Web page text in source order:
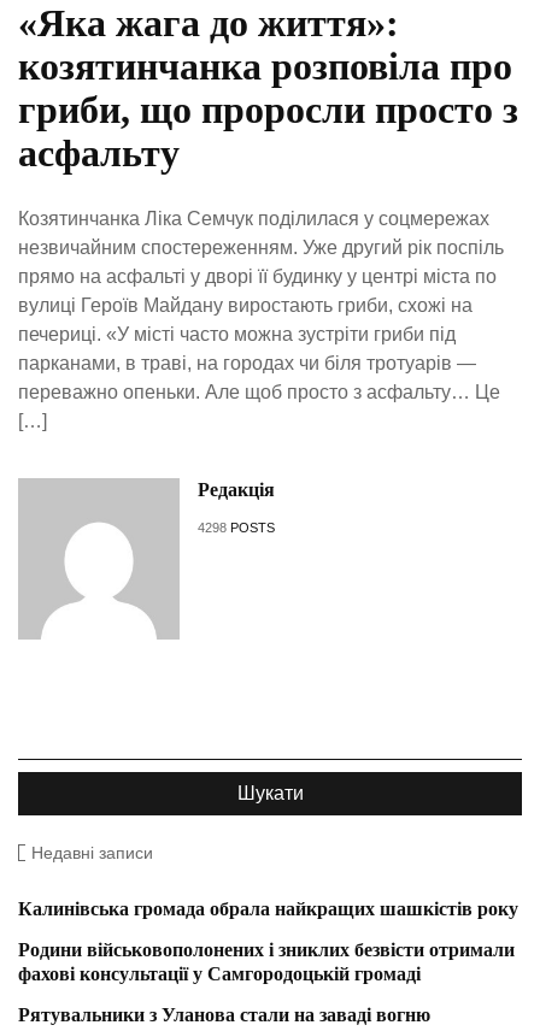
«Яка жага до життя»:
козятинчанка розповіла про
гриби, що проросли просто з
асфальту
Козятинчанка Ліка Семчук поділилася у соцмережах
незвичайним спостереженням. Уже другий рік поспіль
прямо на асфальті у дворі її будинку у центрі міста по
вулиці Героїв Майдану виростають гриби, схожі на
печериці. «У місті часто можна зустріти гриби під
парканами, в траві, на городах чи біля тротуарів —
переважно опеньки. Але щоб просто з асфальту… Це
[…]
Редакція
4298 POSTS
Недавні записи
Калинівська громада обрала найкращих шашкістів року
Родини військовополонених і зниклих безвісти отримали
фахові консультації у Самгородоцькій громаді
Рятувальники з Уланова стали на заваді вогню